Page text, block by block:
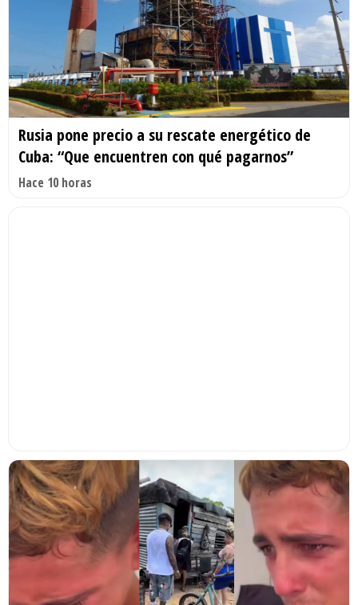
Rusia pone precio a su rescate energético de
Cuba: “Que encuentren con qué pagarnos”
Hace 10 horas